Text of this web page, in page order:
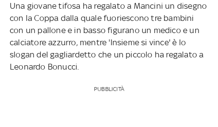
Una giovane tifosa ha regalato a Mancini un disegno
con la Coppa dalla quale fuoriescono tre bambini
con un pallone e in basso figurano un medico e un
calciatore azzurro, mentre 'Insieme si vince' è lo
slogan del gagliardetto che un piccolo ha regalato a
Leonardo Bonucci.
PUBBLICITÀ